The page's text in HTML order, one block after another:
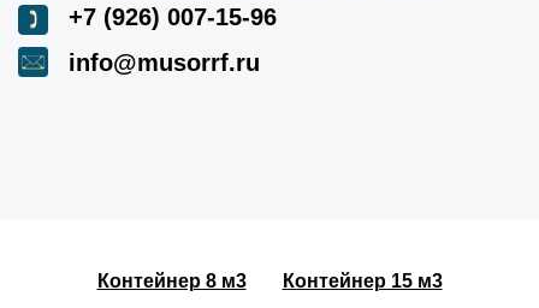
+7 (926) 007-15-96
info@musorrf.ru
Контейнер 8 м3
Контейнер 15 м3